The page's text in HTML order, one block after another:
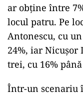
ar obține între
locul patru. Pe
Antonescu, cu
24%, iar Nicușor
trei, cu 16%
Într-un scenariu